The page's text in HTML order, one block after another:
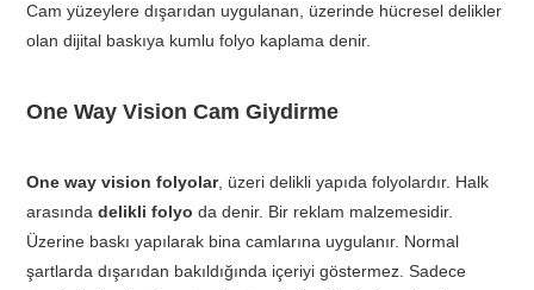
Cam yüzeylere dışarıdan uygulanan, üzerinde hücresel delikler
olan dijital baskıya kumlu folyo kaplama denir.
One Way Vision Cam Giydirme
One way vision folyolar, üzeri delikli yapıda folyolardır. Halk
arasındadelikli folyo da denir. Bir reklam malzemesidir.
Üzerine baskı yapılarak bina camlarına uygulanır. Normal
şartlarda dışarıdan bakıldığında içeriyi göstermez. Sadece